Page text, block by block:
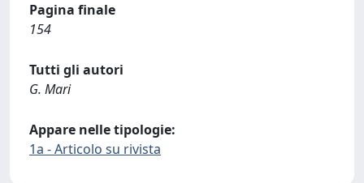
Pagina finale
154
Tutti gli autori
G. Mari
Appare nelle tipologie:
1a - Articolo su rivista